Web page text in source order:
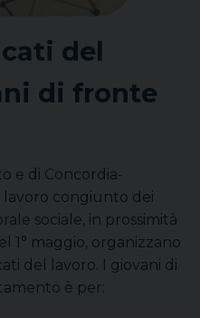
del
di fronte
e di Concordia-
congiunto dei
sociale, in prossimità
1° maggio, organizzano
del lavoro. I giovani di
è per: